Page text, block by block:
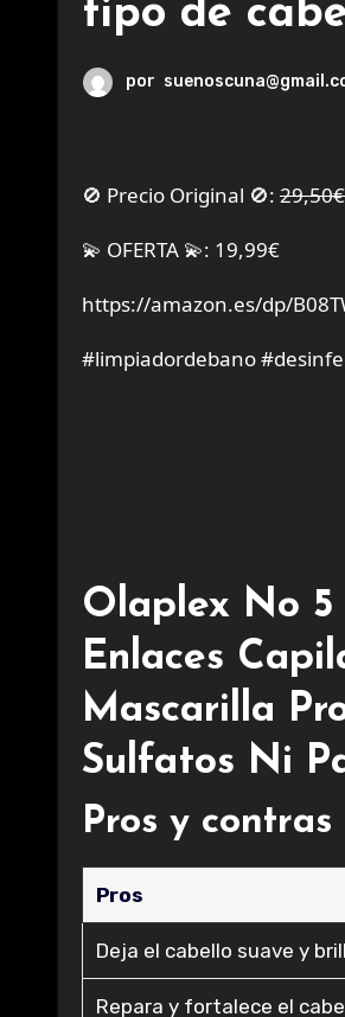
tipo de
por
🚫 Precio Original 🚫: 29,50€
💫 OFERTA 💫: 19,99€
https://amazon.es/dp/
#limpiadordebano
Olaplex No
Enlaces
Mascarilla
Sulfatos Ni
Pros y
Pros
Deja el cabello suave y
Repara y fortalece el